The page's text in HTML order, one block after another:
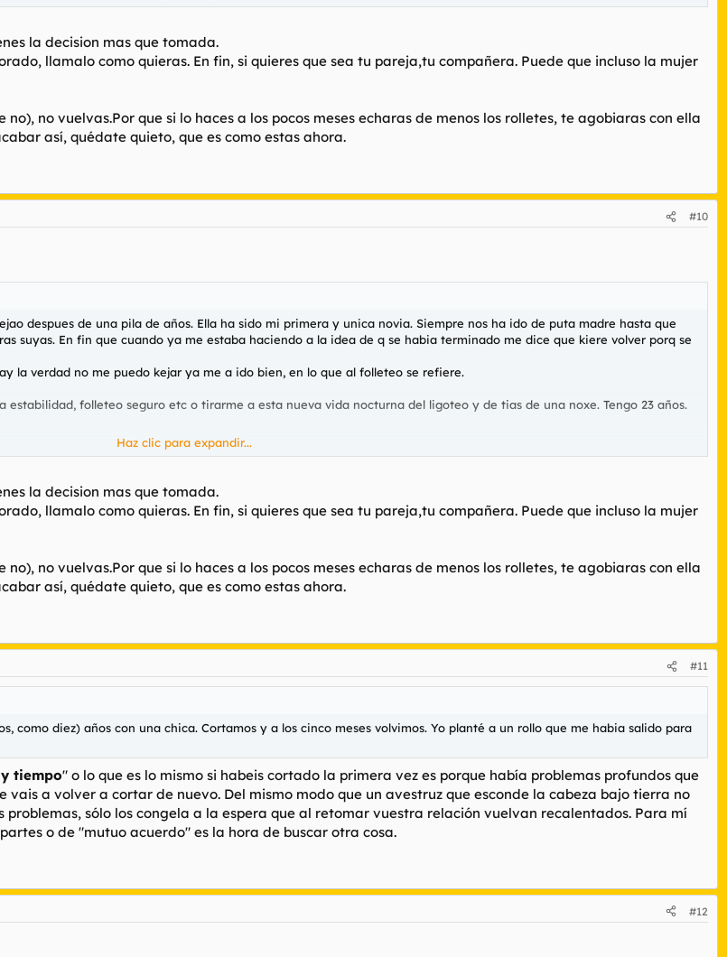
la decision mas que tomada.
llamalo como quieras. En fin, si quieres que sea tu pareja,tu compañera. Puede que incluso la mujer
no vuelvas.Por que si lo haces a los pocos meses echaras de menos los rolletes, te agobiaras con ella
así, quédate quieto, que es como estas ahora.
#10
despues de una pila de años. Ella ha sido mi primera y unica novia. Siempre nos ha ido de puta madre hasta que
suyas. En fin que cuando ya me estaba haciendo a la idea de q se habia terminado me dice que kiere volver porq se
la verdad no me puedo kejar ya me a ido bien, en lo que al folleteo se refiere.
estabilidad, folleteo seguro etc o tirarme a esta nueva vida nocturna del ligoteo y de tias de una noxe. Tengo 23 años.
Haz clic para expandir...
la decision mas que tomada.
llamalo como quieras. En fin, si quieres que sea tu pareja,tu compañera. Puede que incluso la mujer
no vuelvas.Por que si lo haces a los pocos meses echaras de menos los rolletes, te agobiaras con ella
así, quédate quieto, que es como estas ahora.
#11
como diez) años con una chica. Cortamos y a los cinco meses volvimos. Yo planté a un rollo que me habia salido para
tiempo" o lo que es lo mismo si habeis cortado la primera vez es porque había problemas profundos que
vais a volver a cortar de nuevo. Del mismo modo que un avestruz que esconde la cabeza bajo tierra no
sólo los congela a la espera que al retomar vuestra relación vuelvan recalentados. Para mí
o de "mutuo acuerdo" es la hora de buscar otra cosa.
#12